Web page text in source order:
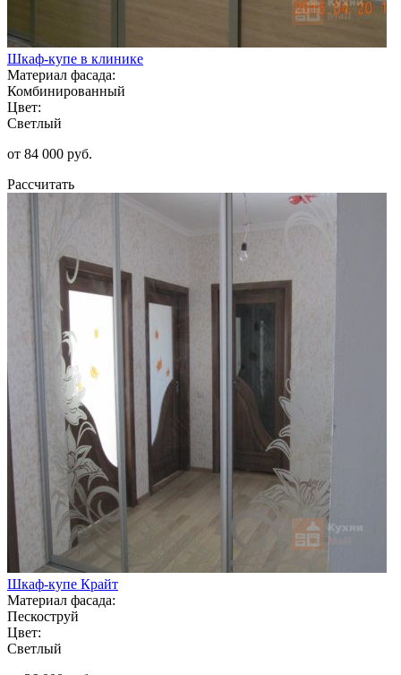
Шкаф-купе в клинике
Материал фасада:
Комбинированный
Цвет:
Светлый
от 84 000 руб.
Рассчитать
Шкаф-купе Крайт
Материал фасада:
Пескоструй
Цвет:
Светлый